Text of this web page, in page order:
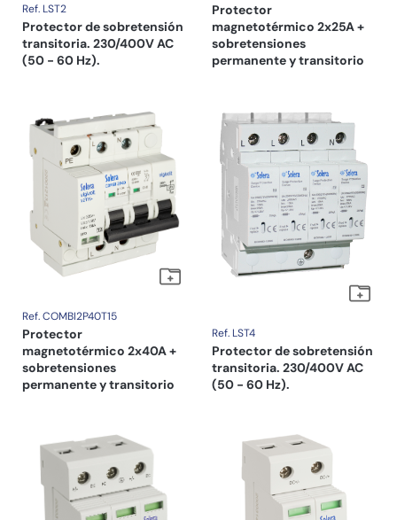
Ref. LST2
Protector de sobretensión
transitoria. 230/400V AC
(50 - 60 Hz).
Protector
magnetotérmico 2x25A +
sobretensiones
permanente y transitorio
Ref. COMBI2P40T15
Protector
magnetotérmico 2x40A +
sobretensiones
permanente y transitorio
Ref. LST4
Protector de sobretensión
transitoria. 230/400V AC
(50 - 60 Hz).